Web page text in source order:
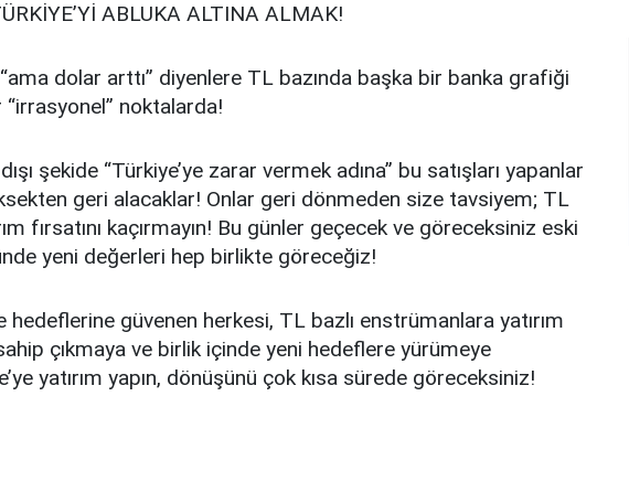
ABLUKA ALTINA ALMAK!
dolar arttı” diyenlere TL bazında başka bir banka grafiği
noktalarda!
şekide “Türkiye’ye zarar vermek adına” bu satışları yapanlar
geri alacaklar! Onlar geri dönmeden size tavsiyem; TL
fırsatını kaçırmayın! Bu günler geçecek ve göreceksiniz eski
yeni değerleri hep birlikte göreceğiz!
hedeflerine güvenen herkesi, TL bazlı enstrümanlara yatırım
çıkmaya ve birlik içinde yeni hedeflere yürümeye
yatırım yapın, dönüşünü çok kısa sürede göreceksiniz!